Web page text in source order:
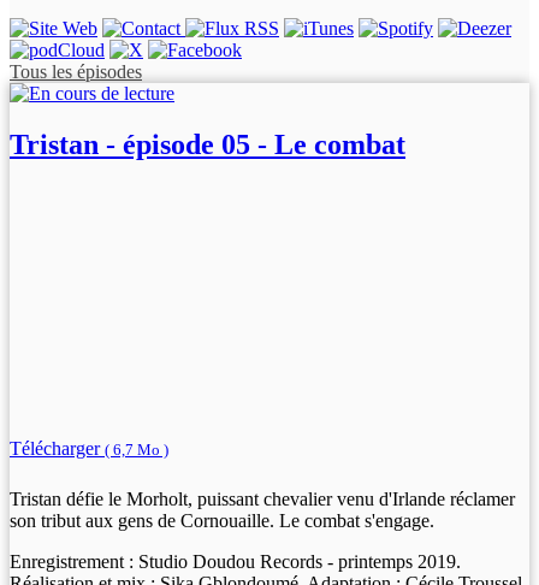
Tous les épisodes
Tristan - épisode 05 - Le combat
Télécharger ( 6,7 Mo )
Tristan défie le Morholt, puissant chevalier venu d'Irlande réclamer
son tribut aux gens de Cornouaille. Le combat s'engage.
Enregistrement : Studio Doudou Records - printemps 2019.